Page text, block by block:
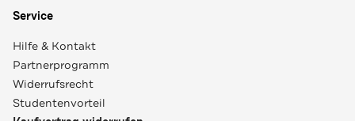
Service
Hilfe & Kontakt
Partnerprogramm
Widerrufsrecht
Studentenvorteil